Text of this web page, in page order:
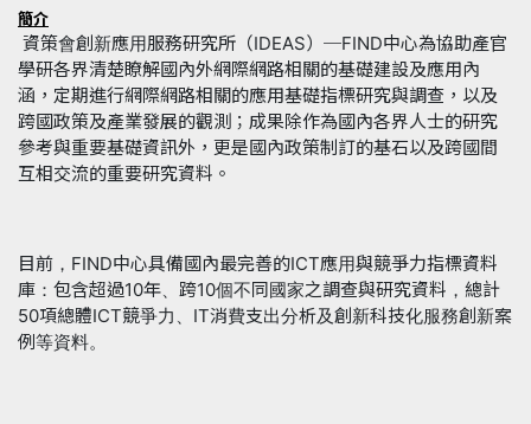
簡介
資策會創新應用服務研究所（IDEAS）─FIND中心為協助產官
學研各界清楚瞭解國內外網際網路相關的基礎建設及應用內
涵，定期進行網際網路相關的應用基礎指標研究與調查，以及
跨國政策及產業發展的觀測；成果除作為國內各界人士的研究
參考與重要基礎資訊外，更是國內政策制訂的基石以及跨國間
互相交流的重要研究資料。
目前，FIND中心具備國內最完善的ICT應用與競爭力指標資料
庫：包含超過10年、跨10個不同國家之調查與研究資料，總計
50項總體ICT競爭力、IT消費支出分析及創新科技化服務創新案
例等資料。